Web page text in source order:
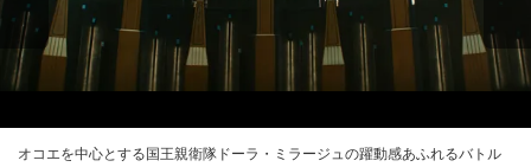
オコエを中心とする国王親衛隊ドーラ・ミラージュの躍動感あふれるバトル